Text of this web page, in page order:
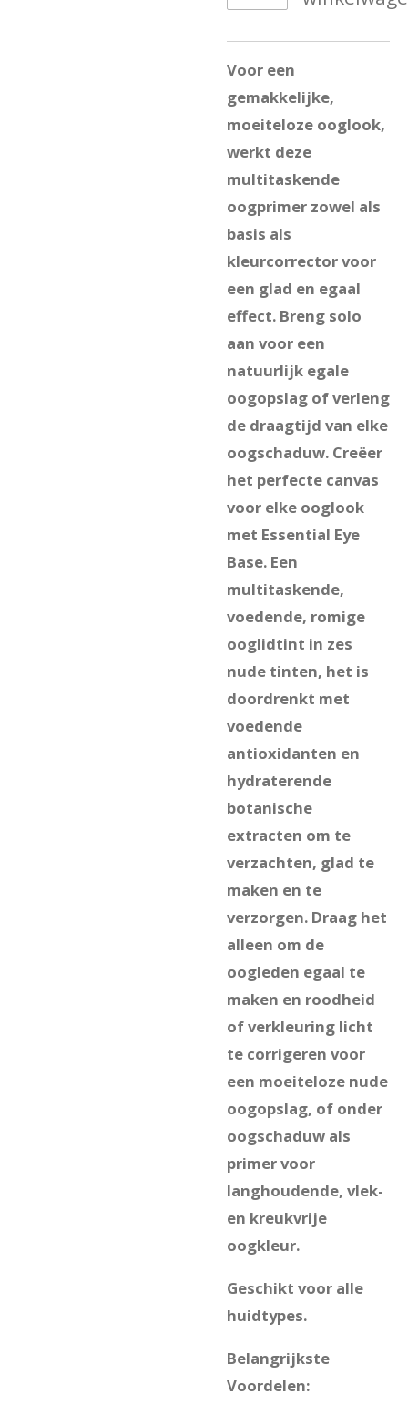
Voor een
gemakkelijke,
moeiteloze ooglook,
werkt deze
multitaskende
oogprimer zowel als
basis als
kleurcorrector voor
een glad en egaal
effect. Breng solo
aan voor een
natuurlijk egale
oogopslag of verleng
de draagtijd van elke
oogschaduw. Creëer
het perfecte canvas
voor elke ooglook
met Essential Eye
Base. Een
multitaskende,
voedende, romige
ooglidtint in zes
nude tinten, het is
doordrenkt met
voedende
antioxidanten en
hydraterende
botanische
extracten om te
verzachten, glad te
maken en te
verzorgen. Draag het
alleen om de
oogleden egaal te
maken en roodheid
of verkleuring licht
te corrigeren voor
een moeiteloze nude
oogopslag, of onder
oogschaduw als
primer voor
langhoudende, vlek-
en kreukvrije
oogkleur.
Geschikt voor alle
huidtypes.
Belangrijkste
Voordelen: